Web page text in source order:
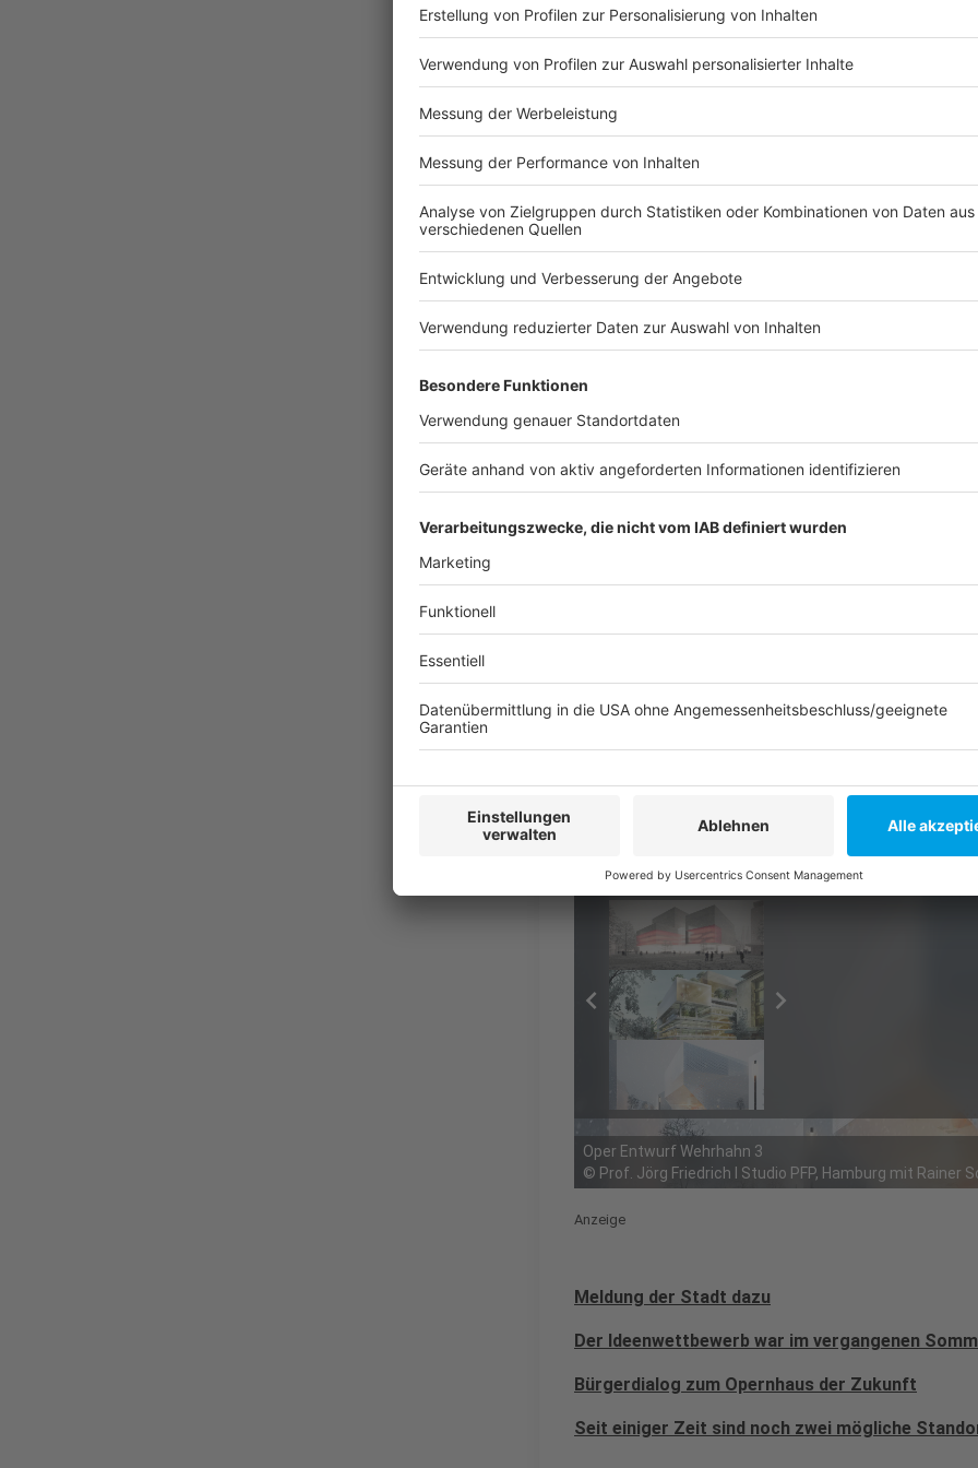
Oper Entwurf HH-Allee 3
HPP Architekten, Düsseldorf mit Rehwaldt
Oper Idee und Entwurf Wehrhahn 2
©HPP Architekten, Düsseldorf mit Rehwaldt
Oper Entwurf Wehrhahn 1
Oper Entwurf Wehrhahn 3
© Prof. Jörg Friedrich I Studio PFP, Hamburg mit
chevron_left chevron_right
Anzeige
Meldung der Stadt dazu
Der Ideenwettbewerb war im vergangenen
Bürgerdialog zum Opernhaus der Zukunft
Seit einiger Zeit sind noch zwei mögliche